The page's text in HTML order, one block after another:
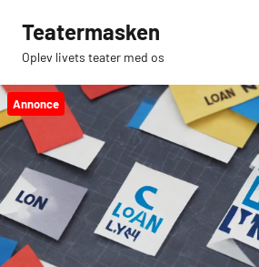
indhold
Teatermasken
Oplev livets teater med os
Annonce